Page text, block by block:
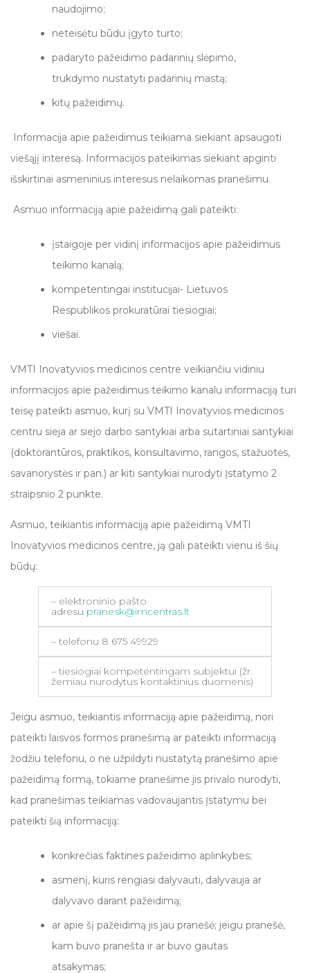
naudojimo;
neteisėtu būdu įgyto turto;
padaryto pažeidimo padarinių slėpimo,
trukdymo nustatyti padarinių mastą;
kitų pažeidimų.
Informacija apie pažeidimus teikiama siekiant apsaugoti
viešąjį interesą. Informacijos pateikimas siekiant apginti
išskirtinai asmeninius interesus nelaikomas pranešimu.
Asmuo informaciją apie pažeidimą gali pateikti:
įstaigoje per vidinį informacijos apie pažeidimus
teikimo kanalą;
kompetentingai institucijai- Lietuvos
Respublikos prokuratūrai tiesiogiai;
viešai.
VMTI Inovatyvios medicinos centre veikiančiu vidiniu
informacijos apie pažeidimus teikimo kanalu informaciją turi
teisę pateikti asmuo, kurį su VMTI Inovatyvios medicinos
centru sieja ar siejo darbo santykiai arba sutartiniai santykiai
(doktorantūros, praktikos, konsultavimo, rangos, stažuotės,
savanorystės ir pan.) ar kiti santykiai nurodyti Įstatymo 2
straipsnio 2 punkte.
Asmuo, teikiantis informaciją apie pažeidimą VMTI
Inovatyvios medicinos centre, ją gali pateikti vienu iš šių
būdų:
– elektroninio pašto
adresu pranesk@imcentras.lt
– telefonu 8 675 49929
– tiesiogiai kompetentingam subjektui (žr.
žemiau nurodytus kontaktinius duomenis)
Jeigu asmuo, teikiantis informaciją apie pažeidimą, nori
pateikti laisvos formos pranešimą ar pateikti informaciją
žodžiu telefonu, o ne užpildyti nustatytą pranešimo apie
pažeidimą formą, tokiame pranešime jis privalo nurodyti,
kad pranešimas teikiamas vadovaujantis Įstatymu bei
pateikti šią informaciją:
konkrečias faktines pažeidimo aplinkybes;
asmenį, kuris rengiasi dalyvauti, dalyvauja ar
dalyvavo darant pažeidimą;
ar apie šį pažeidimą jis jau pranešė; jeigu pranešė,
kam buvo pranešta ir ar buvo gautas
atsakymas;